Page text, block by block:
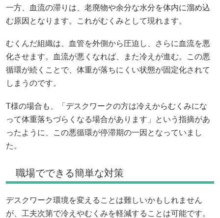
一方、血流の滞りは、老廃物や余分な水分を体内に溜め込
む原因となります。これがむくみとして現れます。
むくんだ組織は、血管を外側から圧迫し、さらに血流を悪
化させます。血流が悪くなれば、また冷えが進む。この悪
循環が続くことで、体重が落ちにくい状態が固定化されて
しまうのです。
T様の場合も、「デスクワークの方は冷えからむくみにな
って体重落ちづらくなる場合があります」という指摘があ
ったように、この悪循環が停滞期の一因となっていまし
た。
職場でできる簡単な対策
デスクワーク環境を変えることは難しいかもしれません
が、工夫次第で冷えやむくみを軽減することは可能です。